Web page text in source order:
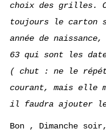
choix des grilles.
toujours le carton
année de
63 qui sont les
( chut : ne le
courant, mais elle
il faudra ajouter
Bon , Dimanche